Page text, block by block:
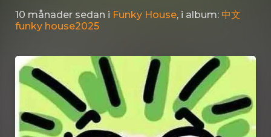
10 månader sedan i Funky House, i album: 中文
funky house2025